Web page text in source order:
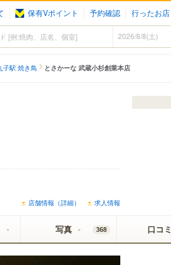
保有Vポイント 予約確認 行ったお店
子駅 焼き鳥 とさかーな 武蔵小杉創業本店
店舗情報（詳細） 求人情報
写真 368 口コミ